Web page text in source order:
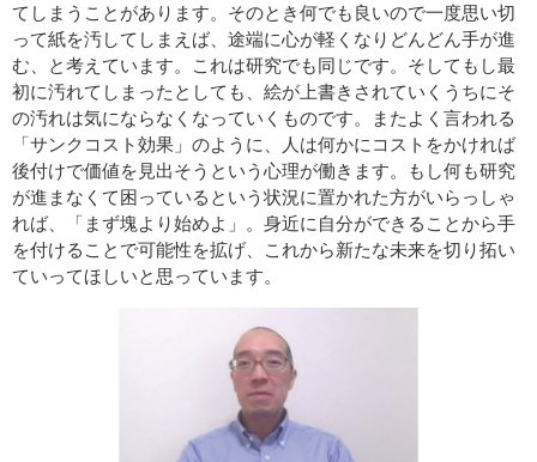
てしまうことがあります。そのとき何でも良いので一度思い切
って紙を汚してしまえば、途端に心が軽くなりどんどん手が進
む、と考えています。これは研究でも同じです。そしてもし最
初に汚れてしまったとしても、絵が上書きされていくうちにそ
の汚れは気にならなくなっていくものです。またよく言われる
「サンクコスト効果」のように、人は何かにコストをかければ
後付けで価値を見出そうという心理が働きます。もし何も研究
が進まなくて困っているという状況に置かれた方がいらっしゃ
れば、「まず塊より始めよ」。身近に自分ができることから手
を付けることで可能性を拡げ、これから新たな未来を切り拓い
ていってほしいと思っています。